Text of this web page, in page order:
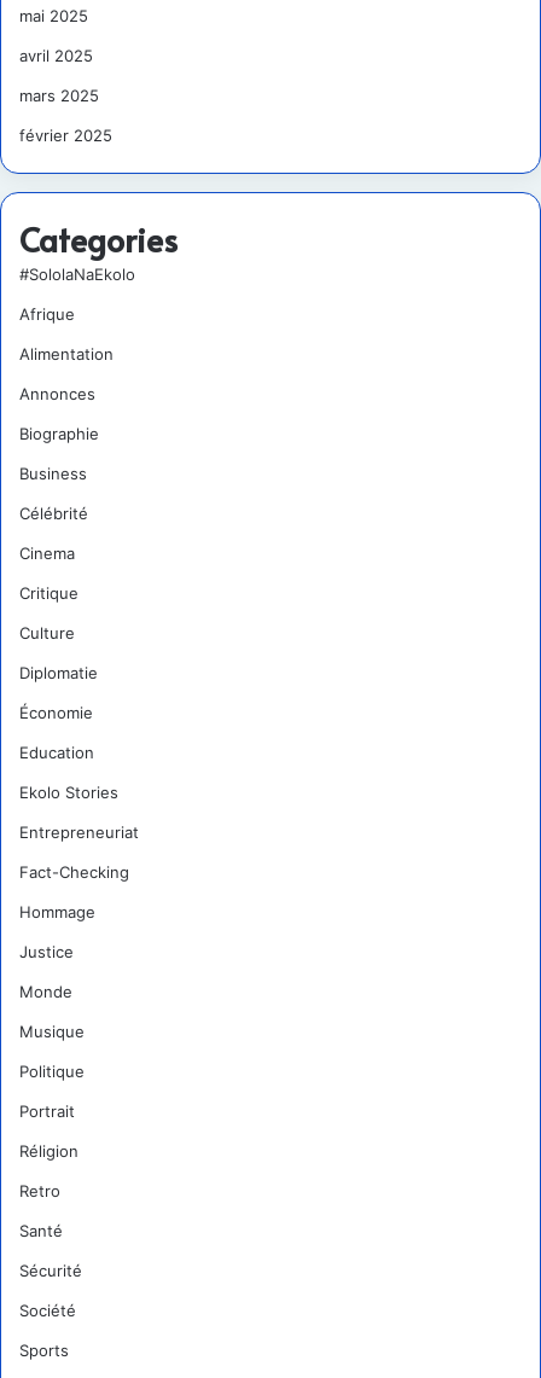
mai 2025
avril 2025
mars 2025
février 2025
Categories
#SololaNaEkolo
Afrique
Alimentation
Annonces
Biographie
Business
Célébrité
Cinema
Critique
Culture
Diplomatie
Économie
Education
Ekolo Stories
Entrepreneuriat
Fact-Checking
Hommage
Justice
Monde
Musique
Politique
Portrait
Réligion
Retro
Santé
Sécurité
Société
Sports